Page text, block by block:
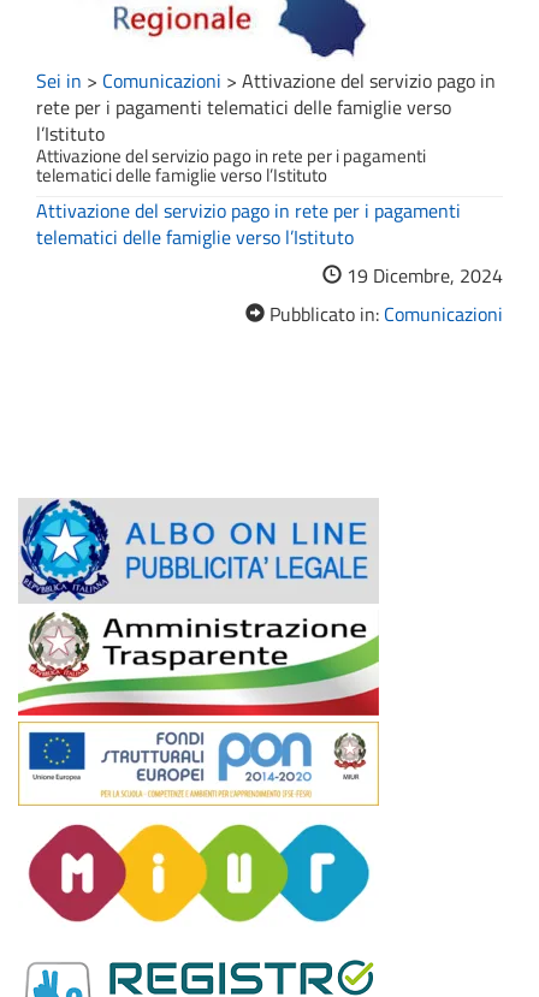
Sei in > Comunicazioni > Attivazione del servizio pago in
rete per i pagamenti telematici delle famiglie verso
l’Istituto
Attivazione del servizio pago in rete per i pagamenti
telematici delle famiglie verso l’Istituto
Attivazione del servizio pago in rete per i pagamenti
telematici delle famiglie verso l’Istituto
19 Dicembre, 2024
Pubblicato in: Comunicazioni